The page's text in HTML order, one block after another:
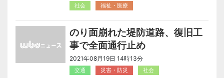
社会 福祉・医療
のり面崩れた堤防道路、復旧工
事で全面通行止め
2021年08月19日 14時13分
交通 災害・防災 社会